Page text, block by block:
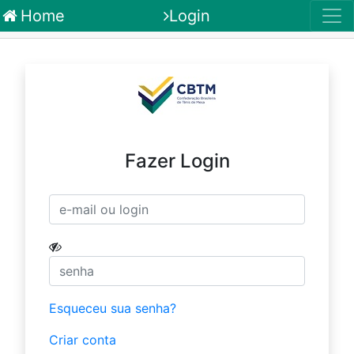
Home Login
Fazer Login
Esqueceu sua senha?
Criar conta